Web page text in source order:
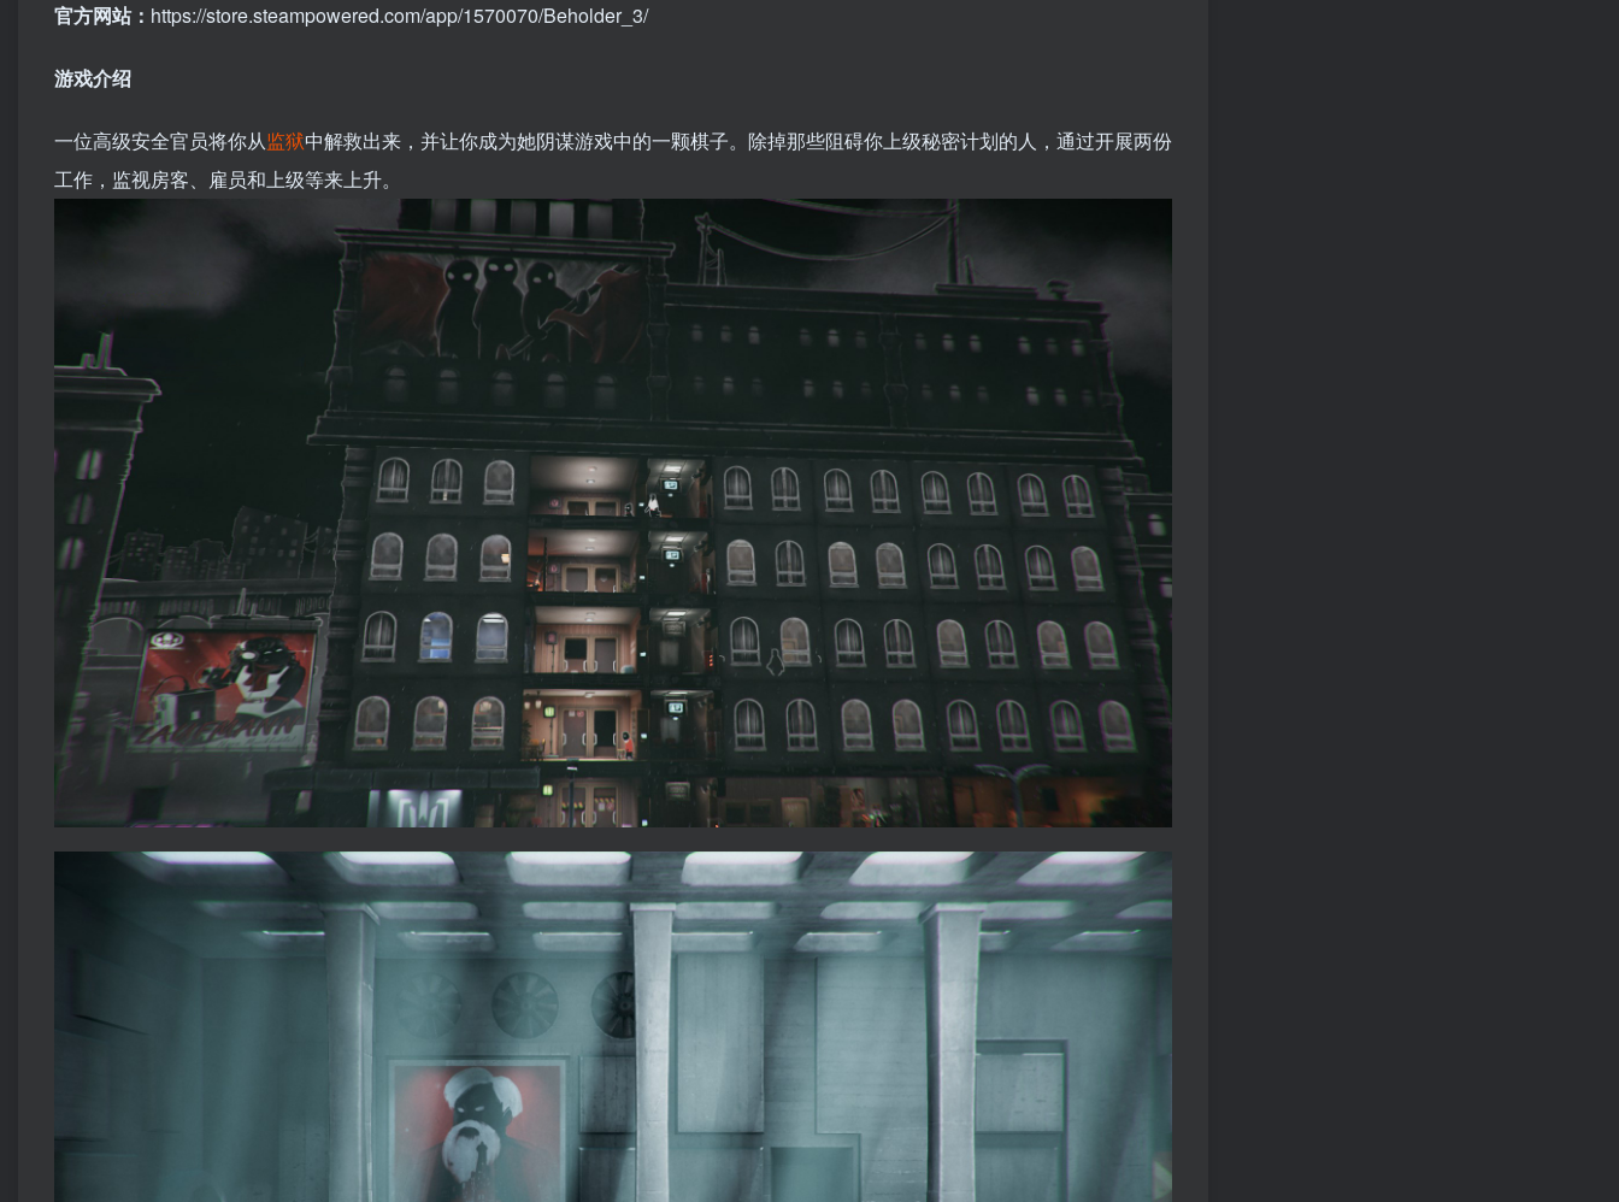
官方网站： https://store.steampowered.com/app/1570070/Beholder_3/
游戏介绍
一位高级安全官员将你从监狱中解救出来，并让你成为她阴谋游戏中的一颗棋子。除掉那些阻碍你上级秘密计划的人，通过开展两份
工作，监视房客、雇员和上级等来上升。